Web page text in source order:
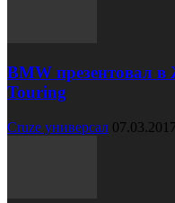
BMW презентовал в
Touring
Cruze универсал 07.03.2017